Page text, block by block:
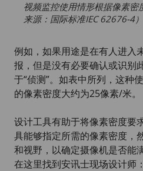
视频监控使用情形根据像素密
来源：国际标准IEC 62676-4）
例如，如果用途是在有人进入
报，但是没有必要确认或识别
于“侦测”。如表中所列，这种
的像素密度大约为25像素/米。
设计工具有助于将像素密度要
具能够指定所需的像素密度，
和视野，以确定摄像机是否能
在这里找到安讯士现场设计师 ：